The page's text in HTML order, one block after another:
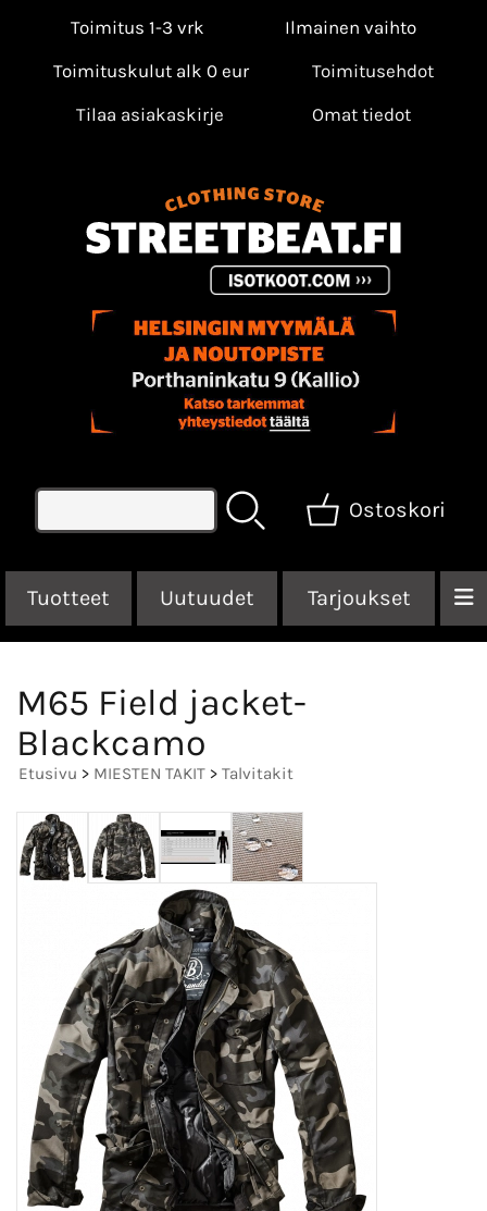
Toimitus 1-3 vrk
Ilmainen vaihto
Toimituskulut alk 0 eur
Toimitusehdot
Tilaa asiakaskirje
Omat tiedot
Ostoskori
Tuotteet Uutuudet Tarjoukset
M65 Field jacket-
Blackcamo
Etusivu > MIESTEN TAKIT > Talvitakit